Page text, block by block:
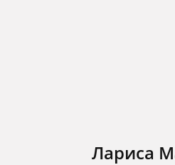
Лариса